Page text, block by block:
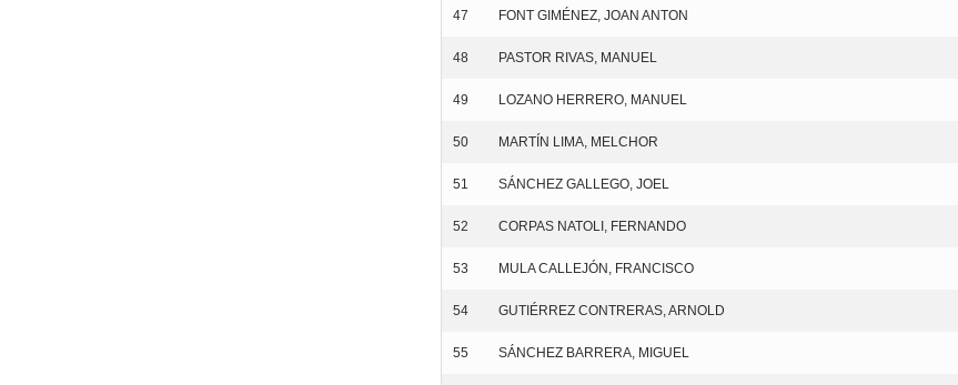
47 FONT GIMÉNEZ, JOAN ANTON
48 PASTOR RIVAS, MANUEL
49 LOZANO HERRERO, MANUEL
50 MARTÍN LIMA, MELCHOR
51 SÁNCHEZ GALLEGO, JOEL
52 CORPAS NATOLI, FERNANDO
53 MULA CALLEJÓN, FRANCISCO
54 GUTIÉRREZ CONTRERAS, ARNOLD
55 SÁNCHEZ BARRERA, MIGUEL